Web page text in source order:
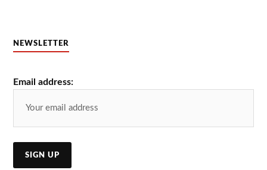
NEWSLETTER
Email address: